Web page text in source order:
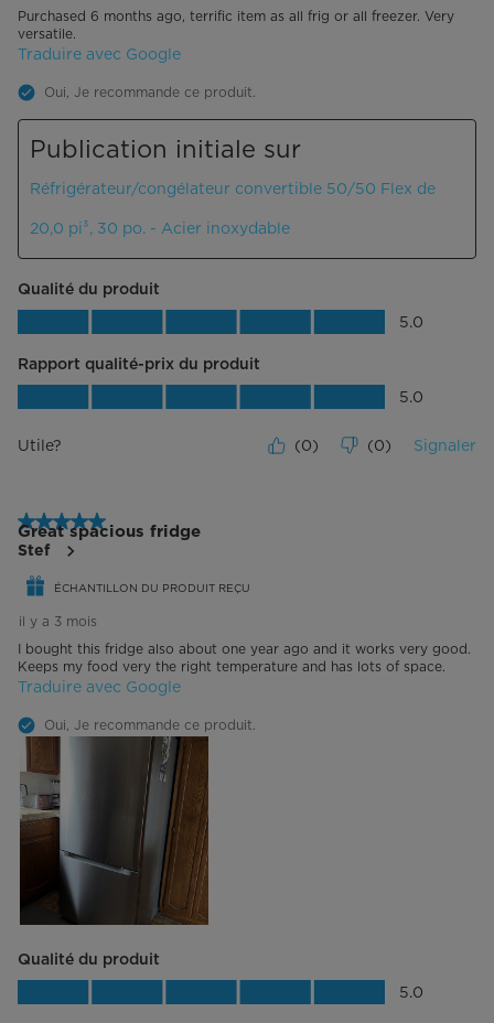
Niveau sonore (dB)
Garantie
Pièces et main-d'œuvre
Compresseur Garantie limitée de 2 ans
Purchased 6 months ago, terrific item as all frig or all freezer. Very
versatile.
Traduire avec Google
Oui, Je recommande ce produit.
Publication initiale sur
Réfrigérateur/congélateur convertible 50/50 Flex de
20,0 pi³, 30 po. - Acier inoxydable
Qualité du produit
Qualité du produit, 5.0 sur 5 5.0
Rapport qualité-prix du produit
Rapport qualité-prix du produit, 5.0
5.0
Utile? (0) (0) Signaler
5 étoile(s) sur 5.
Great spacious fridge
Stef
ÉCHANTILLON DU PRODUIT REÇU
il y a 3 mois
I bought this fridge also about one year ago and it works very good.
Keeps my food very the right temperature and has lots of space.
Traduire avec Google
Oui, Je recommande ce produit.
Qualité du produit
Qualité du produit, 5.0 sur 5 5.0